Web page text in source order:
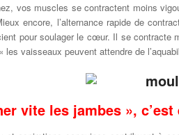
vos muscles se contractent moins
encore, l’alternance rapide de
pour soulager le cœur. Il se
vaisseaux peuvent attendre de
vite les jambes »,